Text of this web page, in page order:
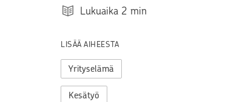
Lukuaika 2 min
LISÄÄ AIHEESTA
Yrityselämä
Kesätyö